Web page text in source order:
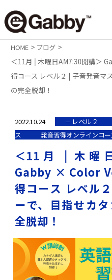
HOME > ブログ >
＜11月 | 木曜日AM7:30開講＞
得コース レベル２ | 子音発音マ
の完全脱却！
2022.10.24 －レベル２
ス
発音習得オンラインコー
＜11月 | 木曜
Gabby × Color
得コース レベル
ーで、目指せカ
全脱却！